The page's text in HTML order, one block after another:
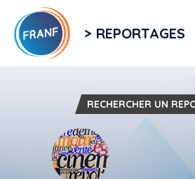
> REPORTAGES
RECHERCHER UN